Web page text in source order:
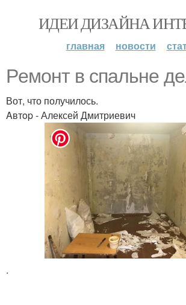
ИДЕИ ДИЗАЙНА
главная новости
Peмонт в cпaльнe
Вот, что получилось.
Aвтop - Алексей Дмитриевич
.